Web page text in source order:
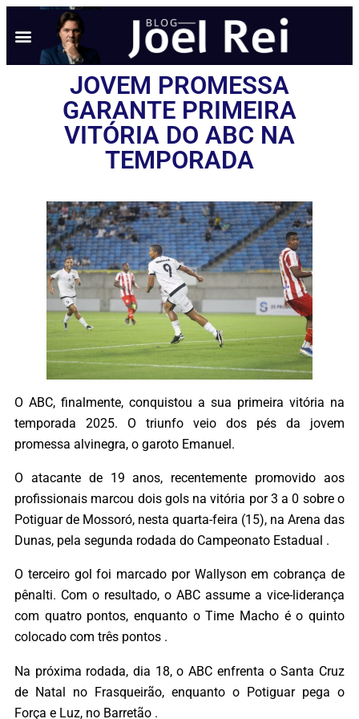
JOVEM PROMESSA
GARANTE PRIMEIRA
VITÓRIA DO ABC NA
TEMPORADA
O ABC, finalmente, conquistou a sua primeira vitória na
temporada 2025. O triunfo veio dos pés da jovem
promessa alvinegra, o garoto Emanuel.
O atacante de 19 anos, recentemente promovido aos
profissionais marcou dois gols na vitória por 3 a 0 sobre o
Potiguar de Mossoró, nesta quarta-feira (15), na Arena das
Dunas, pela segunda rodada do Campeonato Estadual .
O terceiro gol foi marcado por Wallyson em cobrança de
pênalti. Com o resultado, o ABC assume a vice-liderança
com quatro pontos, enquanto o Time Macho é o quinto
colocado com três pontos .
Na próxima rodada, dia 18, o ABC enfrenta o Santa Cruz
de Natal no Frasqueirão, enquanto o Potiguar pega o
Força e Luz, no Barretão .